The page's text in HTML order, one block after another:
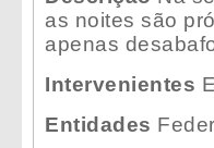
as noites são
apenas
Intervenientes
Entidades